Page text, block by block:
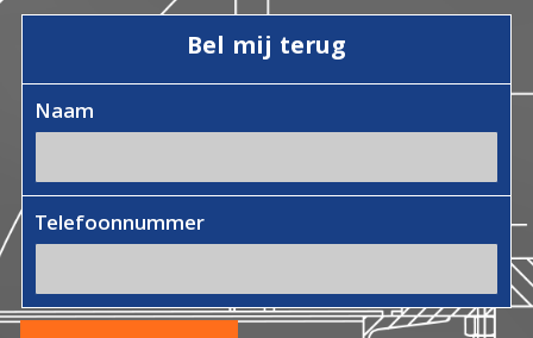
Bel mij terug
Naam
Telefoonnummer